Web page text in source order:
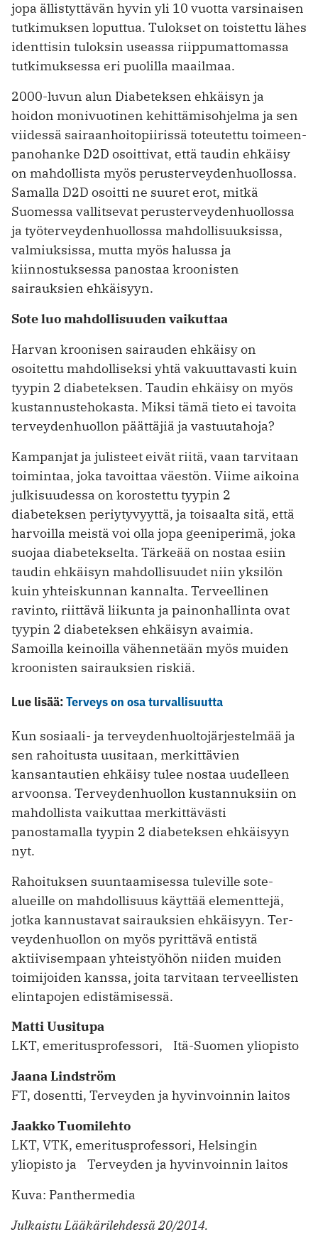
jopa ällistyttävän hyvin yli 10 vuotta varsinaisen
tutkimuksen loputtua. Tulokset on toistettu lähes
identtisin tuloksin useassa riippumattomassa
tutkimuksessa eri puolilla maailmaa.
2000-luvun alun Diabeteksen ehkäisyn ja
hoidon monivuotinen kehittämisohjelma ja sen
viidessä sairaanhoitopiirissä toteutettu toimeen­
panohanke D2D osoittivat, että taudin ehkäisy
on mahdollista myös perusterveydenhuollossa.
Samalla D2D osoitti ne suuret erot, mitkä
Suomessa vallitsevat perusterveydenhuollossa
ja työterveydenhuollossa mahdollisuuksissa,
valmiuksissa, mutta myös halussa ja
kiinnostuksessa panostaa kroonisten
sairauksien ehkäisyyn.
Sote luo mahdollisuuden vaikuttaa
Harvan kroonisen sairauden ehkäisy on
osoitettu mahdolliseksi yhtä vakuuttavasti kuin
tyypin 2 diabeteksen. Taudin ehkäisy on myös
kustannustehokasta. Miksi tämä tieto ei tavoita
terveydenhuollon päättäjiä ja vastuutahoja?
Kampanjat ja julisteet eivät riitä, vaan tarvitaan
toimintaa, joka tavoittaa väestön. Viime aikoina
julkisuudessa on korostettu tyypin 2
diabeteksen periytyvyyttä, ja toisaalta sitä, että
harvoilla meistä voi olla jopa geeniperimä, joka
suojaa diabetekselta. Tärkeää on nostaa esiin
taudin ehkäisyn mahdollisuudet niin yksilön
kuin yhteiskunnan kannalta. Terveellinen
ravinto, riittävä liikunta ja painonhallinta ovat
tyypin 2 diabeteksen ehkäisyn avaimia.
Samoilla keinoilla vähennetään myös muiden
kroonisten sairauksien riskiä.
Lue lisää:Terveys on osa turvallisuutta
Kun sosiaali- ja terveydenhuoltojärjestelmää ja
sen rahoitusta uusitaan, merkittävien
kansantautien ehkäisy tulee nostaa uudelleen
arvoonsa. Terveydenhuollon kustannuksiin on
mahdollista vaikuttaa merkittävästi
panostamalla tyypin 2 diabeteksen ehkäisyyn
nyt.
Rahoituksen suuntaamisessa tuleville sote-
alueille on mahdollisuus käyttää elementtejä,
jotka kannustavat sairauksien ehkäisyyn. Ter­
veydenhuollon on myös pyrittävä entistä
aktiivisempaan yhteistyöhön niiden muiden
toimijoiden kanssa, joita tarvitaan terveellisten
elintapojen edistämisessä.
Matti Uusitupa
LKT, emeritusprofessori, Itä-Suomen yliopisto
Jaana Lindström
FT, dosentti, Terveyden ja hyvinvoinnin laitos
Jaakko Tuomilehto
LKT, VTK, emeritusprofessori, Helsingin
yliopisto ja Terveyden ja hyvinvoinnin laitos
Kuva: Panthermedia
Julkaistu Lääkärilehdessä 20/2014.